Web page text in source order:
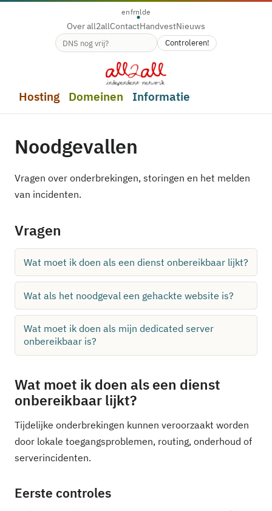
enfrnlde
Over all2allContactHandvestNieuws
Beschikbaarheid van de domeinnaam
Controleren!
Hosting Domeinen Informatie
Noodgevallen
Vragen over onderbrekingen, storingen en het melden
van incidenten.
Vragen
Wat moet ik doen als een dienst onbereikbaar lijkt?
Wat als het noodgeval een gehackte website is?
Wat moet ik doen als mijn dedicated server
onbereikbaar is?
Wat moet ik doen als een dienst
onbereikbaar lijkt?
Tijdelijke onderbrekingen kunnen veroorzaakt worden
door lokale toegangsproblemen, routing, onderhoud of
serverincidenten.
Eerste controles